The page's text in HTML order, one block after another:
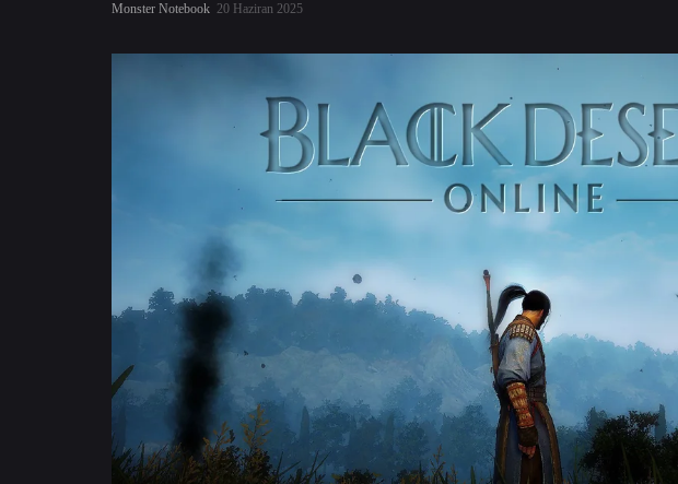
Monster Notebook 20 Haziran 2025